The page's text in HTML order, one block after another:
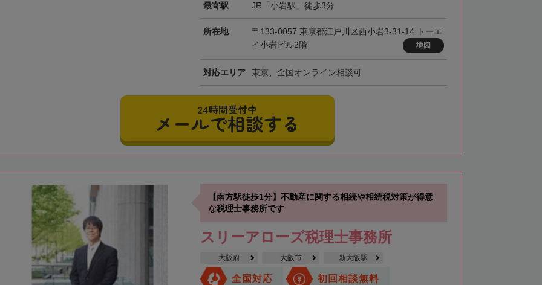
最寄駅 JR「小岩駅」徒歩3分
所在地
〒133-0057 東京都江戸川区西小岩3-31-14 トーエ
イ小岩ビル2階
地図
対応エリア 東京、全国オンライン相談可
24時間受付中
メールで相談する
【南方駅徒歩1分】不動産に関する相続や相続税対策が得意
な税理士事務所です
スリーアローズ税理士事務所
大阪府 大阪市 新大阪駅
全国対応 初回相談無料